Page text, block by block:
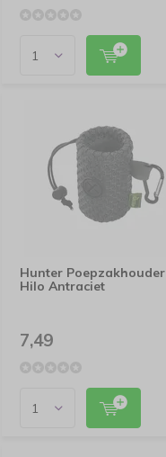
Hunter Poepzakhouder
Hilo Antraciet
7,49